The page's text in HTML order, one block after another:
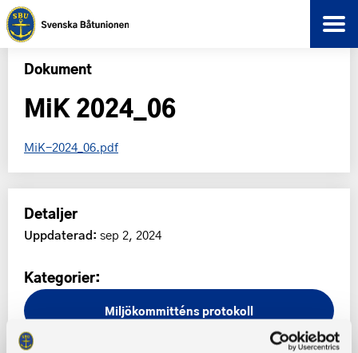
Dokument
MiK 2024_06
MiK-2024_06.pdf
Detaljer
Uppdaterad: sep 2, 2024
Kategorier:
Miljökommitténs protokoll